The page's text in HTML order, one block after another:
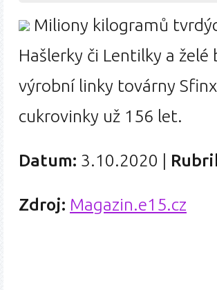
Miliony kilogramů
Hašlerky či Lentilky a
výrobní linky továrny
cukrovinky už 156 let.
Datum: 3.10.2020
Zdroj: Magazin.e15.cz